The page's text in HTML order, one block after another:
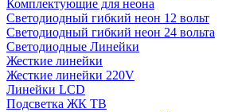
Комплектующие для неона
Светодиодный гибкий неон 12 вольт
Светодиодный гибкий неон 24 вольта
Светодиодные Линейки
Жесткие линейки
Жесткие линейки 220V
Линейки LCD
Подсветка ЖК ТВ